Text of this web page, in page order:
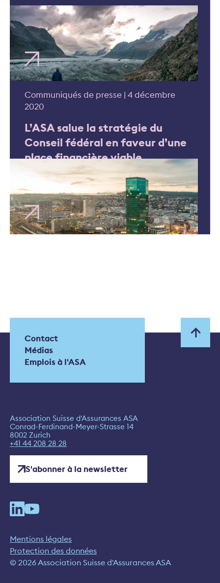
Communiqués de presse | 4 décembre
2020
L’ASA salue la stratégie du
Conseil fédéral en faveur d’une
place financière viable
Contact
Médias
Emplois à l'ASA
Association Suisse d'Assurances ASA
Conrad-Ferdinand-Meyer-Strasse 14
8002 Zurich
+41 44 208 28 28
S'abonner à la newsletter
Mentions légales
Protection des données
© 2026 Association Suisse d'Assurances ASA